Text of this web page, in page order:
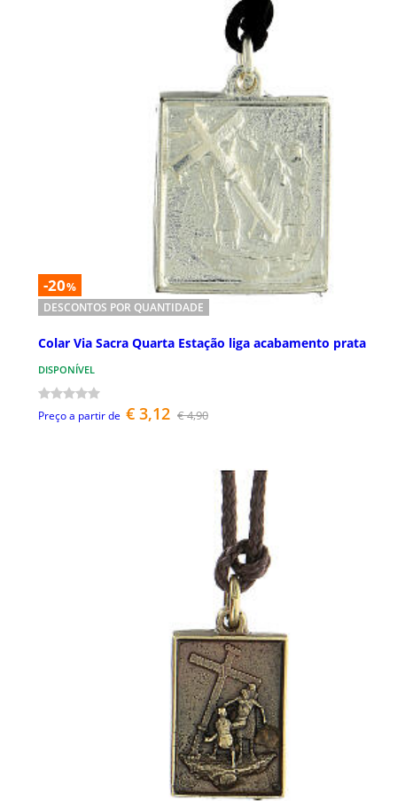
-20%
DESCONTOS POR QUANTIDADE
Colar Via Sacra Quarta Estação liga acabamento prata
DISPONÍVEL
Preço a partir de € 3,12 € 4,90